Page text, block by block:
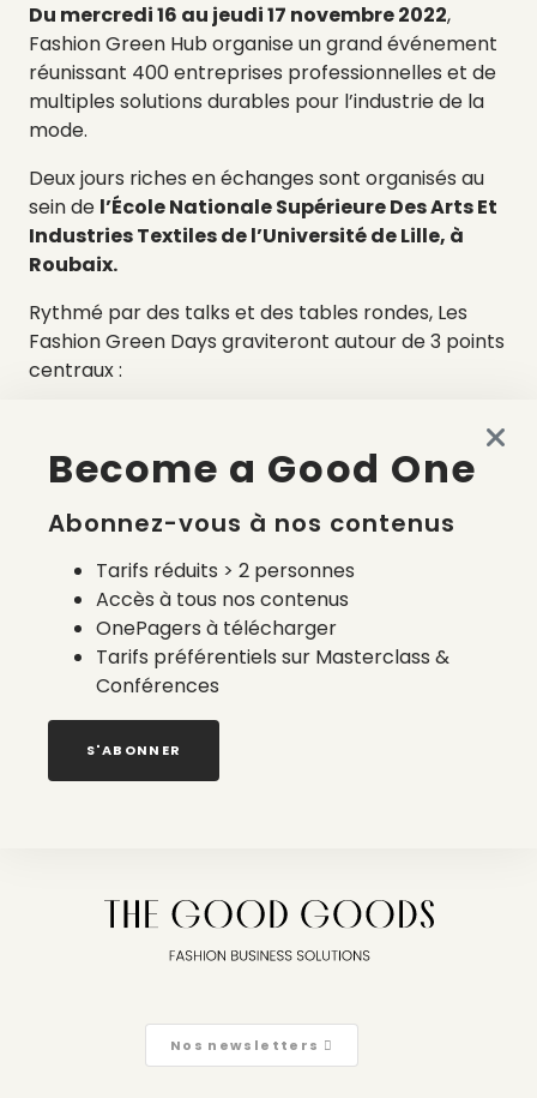
Du mercredi 16 au jeudi 17 novembre 2022,
Fashion Green Hub organise un grand événement
réunissant 400 entreprises professionnelles et de
multiples solutions durables pour l’industrie de la
mode.
Deux jours riches en échanges sont organisés au
sein de l’École Nationale Supérieure Des Arts Et
Industries Textiles de l’Université de Lille, à
Roubaix.
Rythmé par des talks et des tables rondes, Les
Fashion Green Days graviteront autour de 3 points
centraux :
pour transformer l’industrie de la mode
L’état et l’évolution de la législation et les
Vos priorités pour changer positivement
votre entreprise et votre offre
Vous pouvez découvrir le programme de ces
journées sur leur site.
Le site Fashion Green Hub
Laisser un commentaire
Nos newsletters
Become a Good One
Abonnez-vous à nos contenus
Tarifs réduits > 2 personnes
Accès à tous nos contenus
OnePagers à télécharger
Tarifs préférentiels sur Masterclass &
Conférences
S'ABONNER